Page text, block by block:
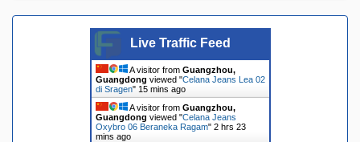
Live Traffic Feed
A visitor from Guangzhou,
Guangdong viewed "Celana Jeans Lea 02
di Sragen" 15 mins ago
A visitor from Guangzhou,
Guangdong viewed "Celana Jeans
Oxybro 06 Beraneka Ragam" 2 hrs 23
mins ago